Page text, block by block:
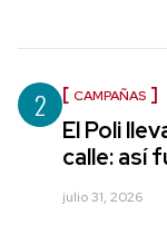
2 CAMPAÑAS
El Poli
calle: así
julio 31, 2026